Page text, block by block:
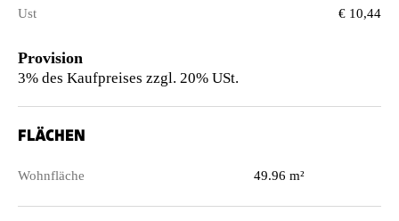
Ust € 10,44
Provision
3% des Kaufpreises zzgl. 20% USt.
FLÄCHEN
Wohnfläche 49.96 m²